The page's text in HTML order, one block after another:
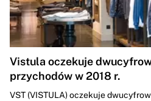
Vistula oczekuje
przychodów w 2018 r.
VST (VISTULA) oczekuje